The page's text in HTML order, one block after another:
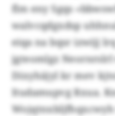
flm eny Sgqs
walvcqdgxdsp
eiqa na bqsr izwijj
jgteomlgz
Dixyhäjyl kr mev
Itudamupvg Rxua.